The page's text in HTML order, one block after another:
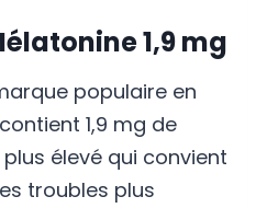
1,9 mg
populaire en
1,9 mg de
élevé qui convient
troubles plus